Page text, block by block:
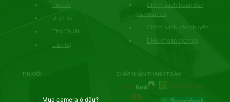
Tin tức
Dịch vụ
Thủ Thuật
Liên hệ
Chính sách hoàn tiền
và hoàn trả
Chính sách vận chuyển
Điều khoản dịch vụ
TIN MỚI
Mua camera ở đâu?
CHẤP NHẬN THANH TOÁN